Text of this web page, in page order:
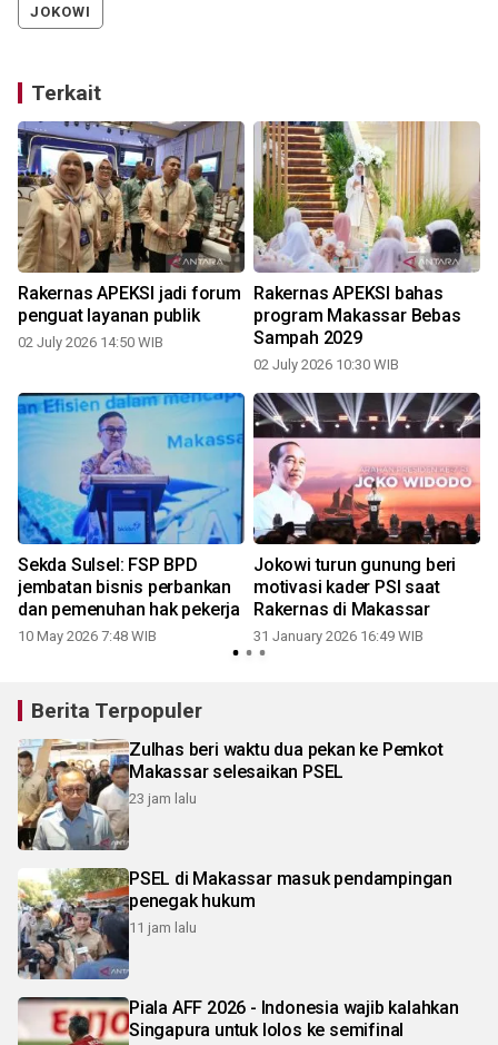
JOKOWI
Terkait
Rakernas APEKSI jadi forum
penguat layanan publik
02 July 2026 14:50 WIB
Rakernas APEKSI bahas
program Makassar Bebas
Sampah 2029
02 July 2026 10:30 WIB
Sekda Sulsel: FSP BPD
jembatan bisnis perbankan
dan pemenuhan hak pekerja
10 May 2026 7:48 WIB
Jokowi turun gunung beri
motivasi kader PSI saat
Rakernas di Makassar
31 January 2026 16:49 WIB
Berita Terpopuler
Zulhas beri waktu dua pekan ke Pemkot
Makassar selesaikan PSEL
23 jam lalu
PSEL di Makassar masuk pendampingan
penegak hukum
11 jam lalu
Piala AFF 2026 - Indonesia wajib kalahkan
Singapura untuk lolos ke semifinal